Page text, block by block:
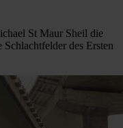
St Maur Sheil die
des Ersten